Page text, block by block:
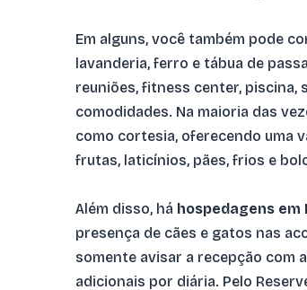
Em alguns, você também pode
lavanderia, ferro e tábua de
reuniões, fitness center, piscina,
comodidades. Na maioria das
como cortesia, oferecendo uma
frutas, laticínios, pães, frios e
Além disso, há hospedagens em
presença de cães e gatos nas
somente avisar a recepção com
adicionais por diária. Pelo